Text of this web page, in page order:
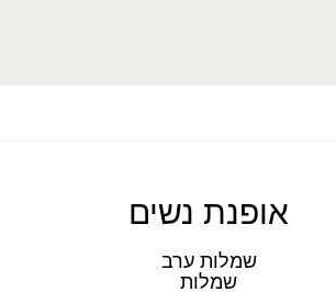
אופנת נשים
שמלות ערב
שמלות